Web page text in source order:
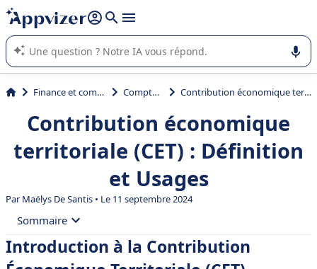
répondre (plusieurs lignes avec
L'IA de Appvizer vous guide dans l'utilisation ou la sélection de
logiciel SaaS en entreprise.
Finance et comptabilité Comptabilité Contribution économique territoriale (CET) : Définition et Usages
Contribution économique
territoriale (CET) : Définition
et Usages
ParMaëlys De Santis • Le 11 septembre 2024
Sommaire
• Introduction à la Contribution Économique
Introduction à la Contribution